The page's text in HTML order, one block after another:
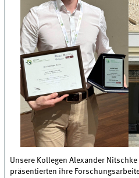
Unsere Kollegen Alexander Nitschke
präsentierten ihre